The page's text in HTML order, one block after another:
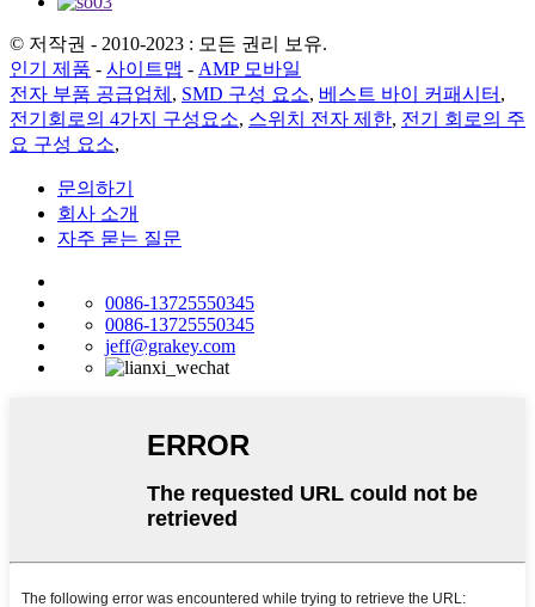
© 저작권 - 2010-2023 : 모든 권리 보유.
인기 제품 - 사이트맵 - AMP 모바일
전자 부품 공급업체 , SMD 구성 요소, 베스트 바이 커패시터 ,
전기회로의 4가지 구성요소, 스위치 전자 제한, 전기 회로의 주
요 구성 요소,
문의하기
회사 소개
자주 묻는 질문
0086-13725550345
0086-13725550345
jeff@grakey.com